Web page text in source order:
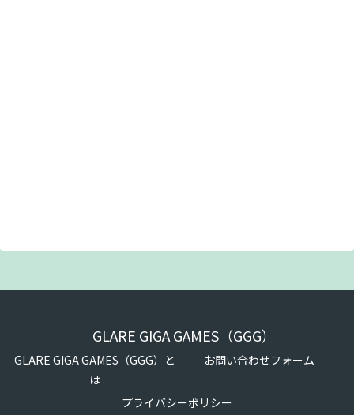
GLARE GIGA GAMES（GGG）
GLARE GIGA GAMES（GGG）と
は
お問い合わせフォーム
プライバシーポリシー